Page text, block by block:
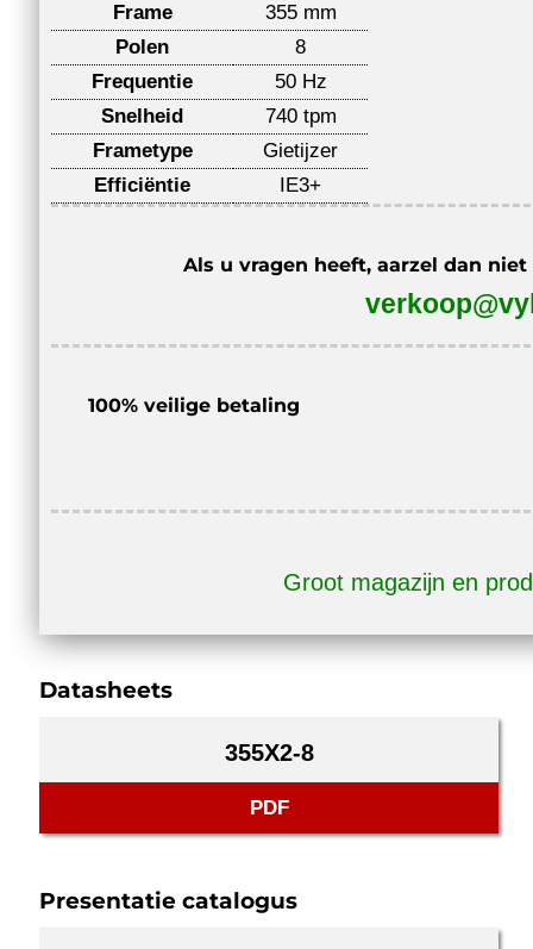
Frame
355 mm
Polen
8
Frequentie
50 Hz
Snelheid
740 tpm
Frametype
Gietijzer
Efficiëntie
IE3+
Als u vragen heeft, aarzel dan
100% veilige betaling
Groot magazijn en
Datasheets
355X2-8
PDF
Presentatie catalogus